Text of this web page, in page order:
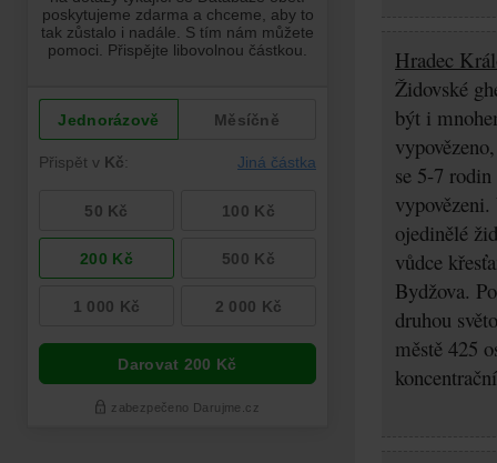
Hradec
Židovské
být i
se 5-7
ojedinělé
vůdce
Bydžova.
druhou
městě 425